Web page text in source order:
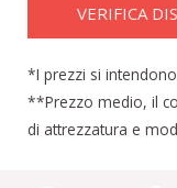
VERIFICA
*I prezzi si
**Prezzo medio, il
di attrezzatura e